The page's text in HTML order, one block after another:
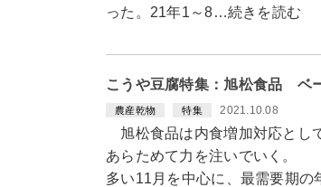
った。21年1～8…続きを読む
こうや豆腐特集：旭松食品 ベ
農産乾物 特集 2021.10.08
旭松食品は内食増加対応とし
あらためて力を注いでいく。
多い11月を中心に、最需要期